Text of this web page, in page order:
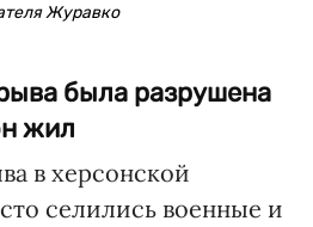
Журавко
была разрушена
жил
в херсонской
селились военные и